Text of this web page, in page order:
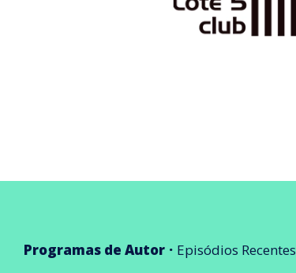
Programas de Autor Episódios Recentes